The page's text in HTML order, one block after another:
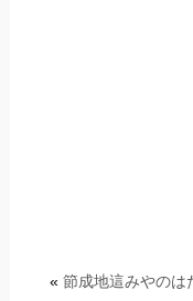
« 節成地這みやのは